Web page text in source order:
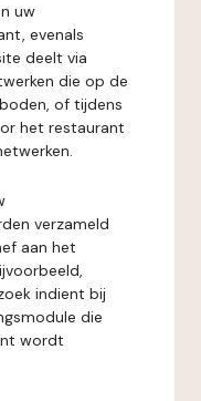
uw
evenals
deelt via
die op de
of tijdens
het restaurant
verzameld
aan het
indient bij
die
wordt